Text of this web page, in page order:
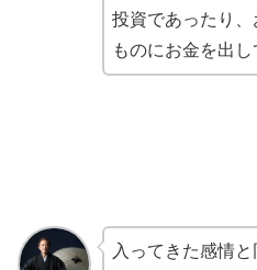
投資であったり
ものにお金を出し
入ってきた感情